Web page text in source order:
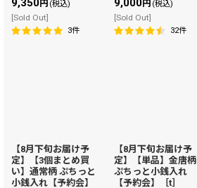
9,350円 (税込)
[Sold Out]
3件
9,000円 (税込)
[Sold Out]
32件
【8月下旬お届け予
定】【3個まとめ買
い】通常柄 ぷちっと
小銭入れ【予約会】
【8月下旬お届け予
定】【単品】金唐柄
ぷちっと小銭入れ
【予約会】［t］